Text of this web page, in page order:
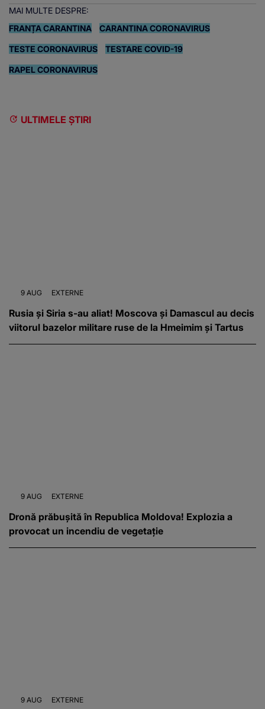
MAI MULTE DESPRE:
FRANȚA CARANTINA
CARANTINA CORONAVIRUS
TESTE CORONAVIRUS TESTARE COVID-19
RAPEL CORONAVIRUS
ULTIMELE ȘTIRI
9 AUG EXTERNE
Rusia și Siria s-au aliat! Moscova și Damascul au decis
viitorul bazelor militare ruse de la Hmeimim și Tartus
9 AUG EXTERNE
Dronă prăbușită în Republica Moldova! Explozia a
provocat un incendiu de vegetație
9 AUG EXTERNE